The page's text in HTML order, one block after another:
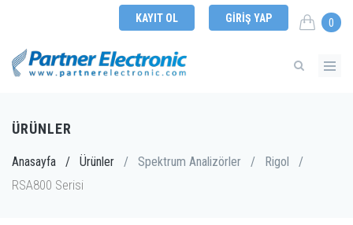
KAYIT OL GIRIŞ YAP 0
ÜRÜNLER
Anasayfa / Ürünler / Spektrum Analizörler / Rigol /
RSA800 Serisi